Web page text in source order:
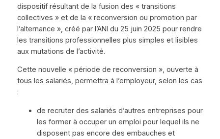
dispositif résultant de la fusion des « transitions
collectives » et de la « reconversion ou promotion par
l’alternance », créé par l’ANI du 25 juin 2025 pour rendre
les transitions professionnelles plus simples et lisibles
aux mutations de l’activité.
Cette nouvelle « période de reconversion », ouverte à
tous les salariés, permettra à l’employeur, selon les cas
:
de recruter des salariés d’autres entreprises pour
les former à occuper un emploi pour lequel ils ne
disposent pas encore des embauches et